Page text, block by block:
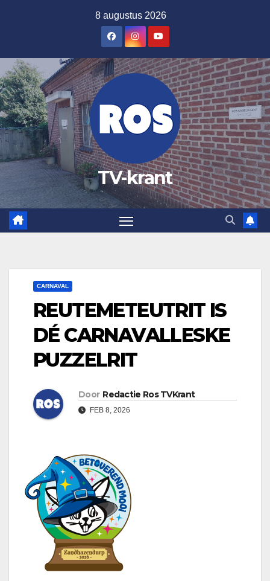
inhoud
8 augustus 2026
TV-krant
CARNAVAL
REUTEMETEUTRIT IS
DÉ CARNAVALLESKE
PUZZELRIT
Door Redactie Ros TVKrant
FEB 8, 2026